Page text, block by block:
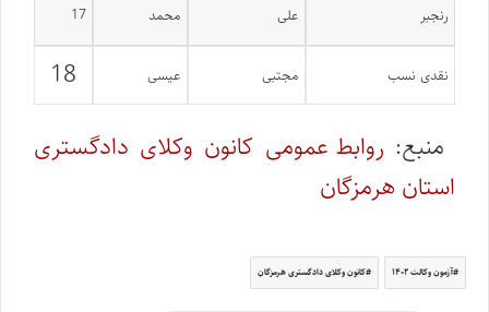
رنجبر علی محمد 17
نقدی نسب مجتبی عیسی
18
منبع: روابط عمومی کانون وکلای دادگستری
استان هرمزگان
آزمون وکالت ۱۴۰۲ کانون وکلای دادگستری هرمزگان